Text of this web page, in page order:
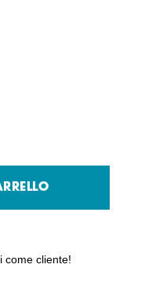
come cliente!